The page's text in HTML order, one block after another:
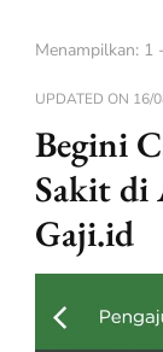
Menampilkan: 1
UPDATED ON 16/
Begini
Sakit di
Gaji.id